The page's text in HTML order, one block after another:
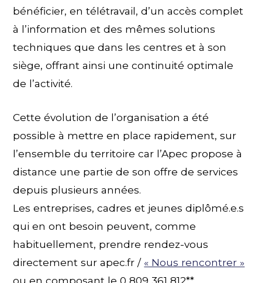
bénéficier, en télétravail, d’un accès complet
à l’information et des mêmes solutions
techniques que dans les centres et à son
siège, offrant ainsi une continuité optimale
de l’activité.
Cette évolution de l’organisation a été
possible à mettre en place rapidement, sur
l’ensemble du territoire car l’Apec propose à
distance une partie de son offre de services
depuis plusieurs années.
Les entreprises, cadres et jeunes diplômé.e.s
qui en ont besoin peuvent, comme
habituellement, prendre rendez-vous
directement sur apec.fr / « Nous rencontrer »
ou en composant le 0 809 361 812**